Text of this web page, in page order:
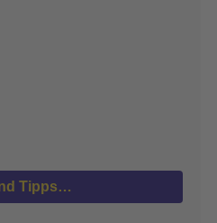
Tipps…